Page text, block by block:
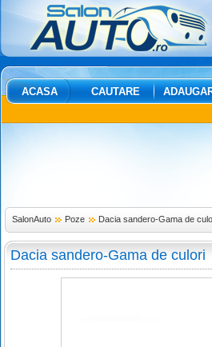
ACASA CAUTARE
SalonAuto Poze Dacia sandero-Gama de
Dacia sandero-Gama de culori